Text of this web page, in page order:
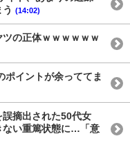
(14:02)
ツの正体ｗｗｗｗｗｗ
ポイントが余っててま
誤摘出された50代女
ない重篤状態に…「意